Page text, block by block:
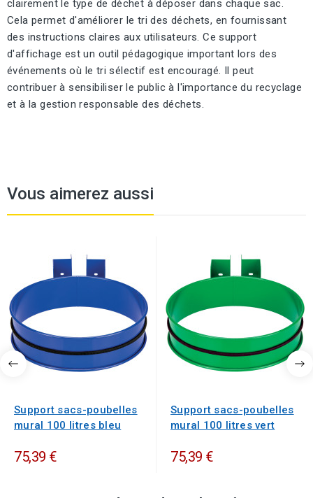
clairement le type de déchet à déposer dans chaque sac.
Cela permet d'améliorer le tri des déchets, en fournissant
des instructions claires aux utilisateurs. Ce support
d'affichage est un outil pédagogique important lors des
événements où le tri sélectif est encouragé. Il peut
contribuer à sensibiliser le public à l'importance du recyclage
et à la gestion responsable des déchets.
Vous aimerez aussi
Support sacs-poubelles
mural 100 litres bleu
75,39 €
Support sacs-poubelles
mural 100 litres vert
75,39 €